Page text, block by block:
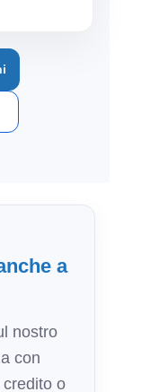
a
nostro
con
o